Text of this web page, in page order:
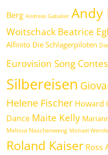
Berg Andreas Gabalier Andy
WoitschackBeatrice
Alfinito Die Schlagerpiloten
Eurovision Song
Silbereisen
Helene Fischer Howard
Dance Maite Kelly
Melissa Naschenweng Michael
Roland Kaiser Ross